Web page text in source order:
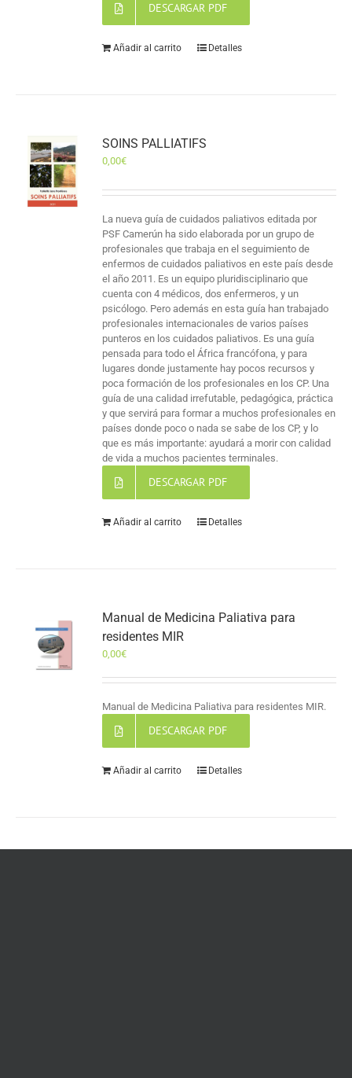
DESCARGAR PDF
Añadir al carrito Detalles
SOINS PALLIATIFS
0,00€
La nueva guía de cuidados paliativos editada por
PSF Camerún ha sido elaborada por un grupo de
profesionales que trabaja en el seguimiento de
enfermos de cuidados paliativos en este país desde
el año 2011. Es un equipo pluridisciplinario que
cuenta con 4 médicos, dos enfermeros, y un
psicólogo. Pero además en esta guía han trabajado
profesionales internacionales de varios países
punteros en los cuidados paliativos. Es una guía
pensada para todo el África francófona, y para
lugares donde justamente hay pocos recursos y
poca formación de los profesionales en los CP. Una
guía de una calidad irrefutable, pedagógica, práctica
y que servirá para formar a muchos profesionales en
países donde poco o nada se sabe de los CP, y lo
que es más importante: ayudará a morir con calidad
de vida a muchos pacientes terminales.
DESCARGAR PDF
Añadir al carrito Detalles
Manual de Medicina Paliativa para
residentes MIR
0,00€
Manual de Medicina Paliativa para residentes MIR.
DESCARGAR PDF
Añadir al carrito Detalles